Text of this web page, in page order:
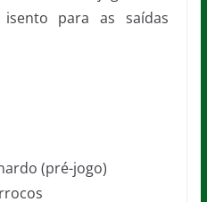
isento para as saídas
(pré-jogo)